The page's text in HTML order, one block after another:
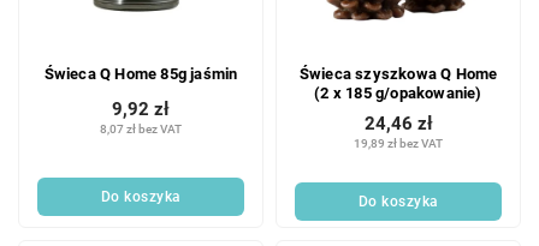
Świeca Q Home 85g jaśmin
8,07 zł bez VAT
9,92 zł
Do koszyka
Świeca szyszkowa Q Home
(2 x 185 g/opakowanie)
19,89 zł bez VAT
24,46 zł
Do koszyka